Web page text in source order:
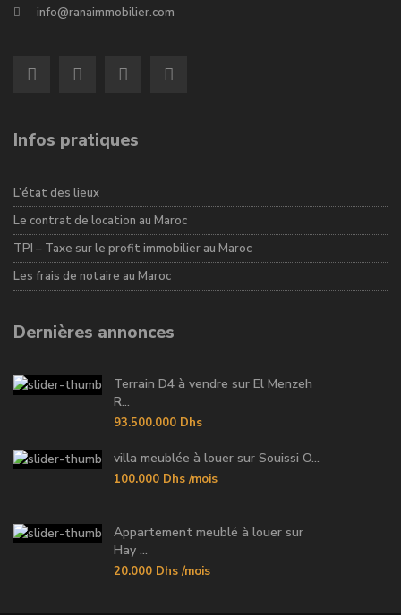
info@ranaimmobilier.com
Infos pratiques
L’état des lieux
Le contrat de location au Maroc
TPI – Taxe sur le profit immobilier au Maroc
Les frais de notaire au Maroc
Dernières annonces
Terrain D4 à vendre sur El Menzeh
R...
93.500.000 Dhs
villa meublée à louer sur Souissi O...
100.000 Dhs /mois
Appartement meublé à louer sur
Hay ...
20.000 Dhs /mois